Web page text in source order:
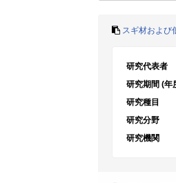
スギ材および
研究代表者
研究期間 (年
研究種目
研究分野
研究機関